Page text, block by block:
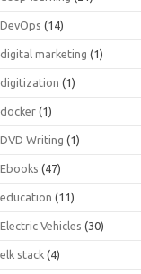
DevOps (14)
digital marketing (1)
digitization (1)
docker (1)
DVD Writing (1)
Ebooks (47)
education (11)
Electric Vehicles (30)
elk stack (4)